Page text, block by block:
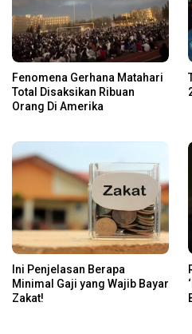
Fenomena Gerhana Matahari
Total Disaksikan Ribuan
Orang Di Amerika
Ini Penjelasan Berapa
Minimal Gaji yang Wajib Bayar
Zakat!